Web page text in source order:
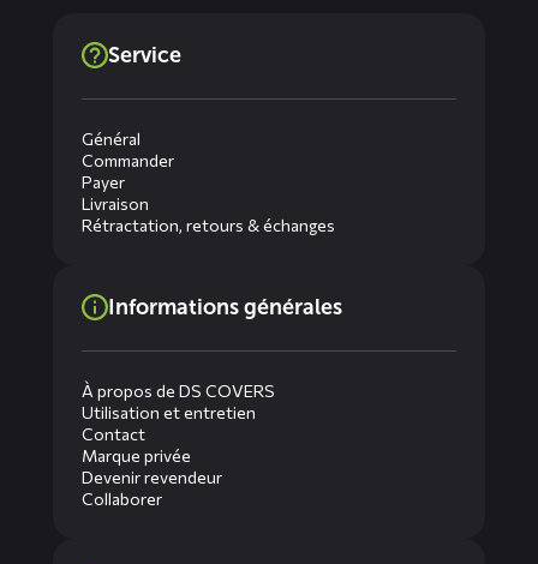
Service
Général
Commander
Payer
Livraison
Rétractation, retours & échanges
Informations générales
À propos de DS COVERS
Utilisation et entretien
Contact
Marque privée
Devenir revendeur
Collaborer